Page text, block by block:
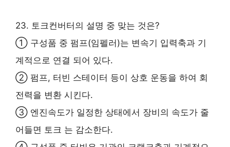
23. 토크컨버터의 설명 중 맞는 것은?
① 구성품 중 펌프(임펠러)는 변속기 입력축과 기
계적으로 연결 되어 있다.
② 펌프, 터빈 스테이터 등이 상호 운동을 하여 회
전력을 변환 시킨다.
③ 엔진속도가 일정한 상태에서 장비의 속도가 줄
어들면 토크 는 감소한다.